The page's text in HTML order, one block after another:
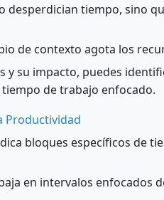
desperdician tiempo, sino
de contexto agota los
y su impacto, puedes
de trabajo enfocado.
Productividad
bloques específicos de
en intervalos enfocados